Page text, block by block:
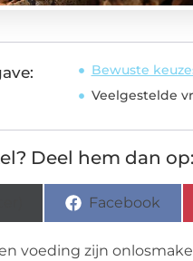
Bewuste
Veelgestelde
Deel hem dan op:
Facebook
voeding zijn